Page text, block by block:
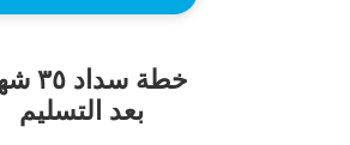
خطة سداد ۳٥ شهرًا
بعد التسليم